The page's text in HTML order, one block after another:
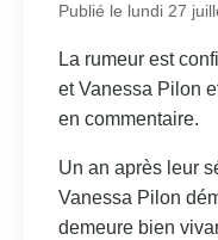
Publié le lundi 27
La rumeur est
et Vanessa Pilon
en commentaire.
Un an après leur
Vanessa Pilon
demeure bien